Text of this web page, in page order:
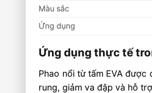
Màu sắc
Ứng dụng
Ứng dụng thực tế
Phao nổi từ tấm EVA
rung, giảm va đập và hỗ